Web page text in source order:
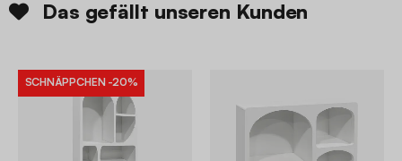
Das gefällt unseren Kunden
SCHNÄPPCHEN -20%